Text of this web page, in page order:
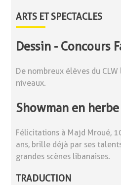
ARTS ET SPECTACLES
Dessin - Concours
De nombreux élèves du
niveaux.
Showman en herbe
Félicitations à Majd Mroué,
ans, brille déjà par ses
grandes scènes libanaises.
TRADUCTION